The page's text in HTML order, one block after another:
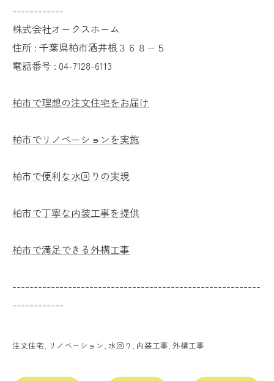
------------
株式会社オークスホーム
住所 : 千葉県柏市酒井根３６８−５
電話番号 : 04-7128-6113
柏市で理想の注文住宅をお届け
柏市でリノベーションを実施
柏市で便利な水回りの実現
柏市で丁寧な内装工事を提供
柏市で満足できる外構工事
----------------------------------------------------------
------------
注文住宅 リノベーション 水回り 内装工事 外構工事